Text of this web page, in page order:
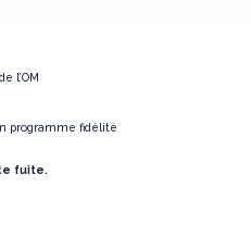
l’OM
programme fidélité
fuite.